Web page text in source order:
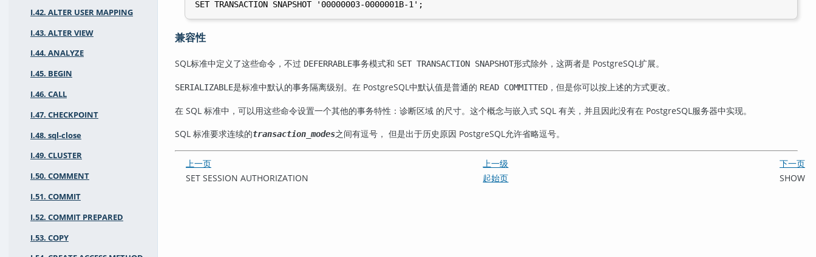
I.42. ALTER USER MAPPING
I.43. ALTER VIEW
I.44. ANALYZE
I.45. BEGIN
I.46. CALL
I.47. CHECKPOINT
I.48. sql-close
I.49. CLUSTER
I.50. COMMENT
I.51. COMMIT
I.52. COMMIT PREPARED
I.53. COPY
兼容性
SQL标准中定义了这些命令，不过 DEFERRABLE事务模式和 SET TRANSACTION SNAPSHOT形式除外，这两者是 PostgreSQL扩展。
SERIALIZABLE是标准中默认的事务隔离级别。在 PostgreSQL中默认值是普通的 READ COMMITTED ，但是你可以按上述的方式更改。
在 SQL 标准中，可以用这些命令设置一个其他的事务特性：诊断区域 的尺寸。这个概念与嵌入式 SQL 有关，并且因此没有在 PostgreSQL服务器中实现。
SQL 标准要求连续的transaction_modes之间有逗号， 但是出于历史原因 PostgreSQL 允许省略逗号。
上一页 上一级
下一页
SET SESSION AUTHORIZATION
起始页 SHOW